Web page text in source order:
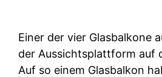
Einer der vier Glasbalkone
der Aussichtsplattform auf
Auf so einem Glasbalkon